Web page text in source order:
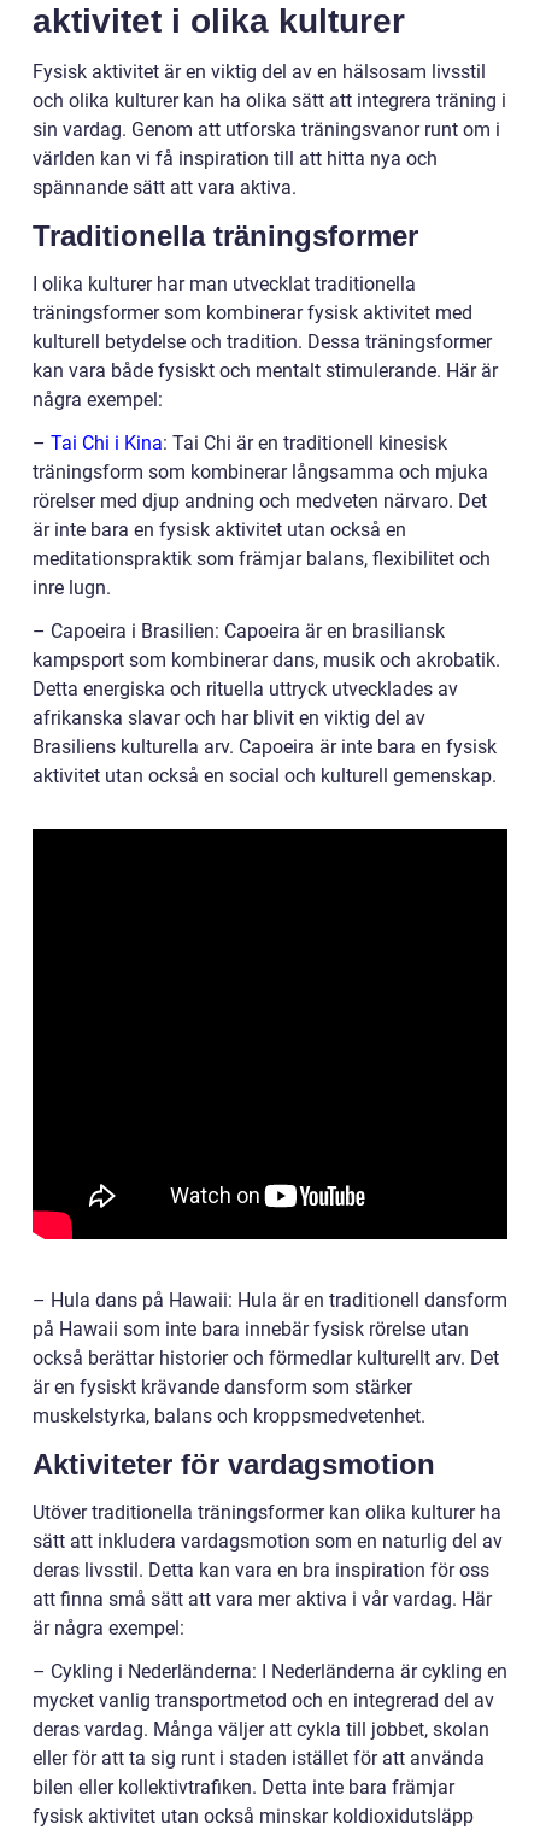
aktivitet i olika kulturer
Fysisk aktivitet är en viktig del av en hälsosam livsstil
och olika kulturer kan ha olika sätt att integrera träning i
sin vardag. Genom att utforska träningsvanor runt om i
världen kan vi få inspiration till att hitta nya och
spännande sätt att vara aktiva.
Traditionella träningsformer
I olika kulturer har man utvecklat traditionella
träningsformer som kombinerar fysisk aktivitet med
kulturell betydelse och tradition. Dessa träningsformer
kan vara både fysiskt och mentalt stimulerande. Här är
några exempel:
– Tai Chi i Kina: Tai Chi är en traditionell kinesisk
träningsform som kombinerar långsamma och mjuka
rörelser med djup andning och medveten närvaro. Det
är inte bara en fysisk aktivitet utan också en
meditationspraktik som främjar balans, flexibilitet och
inre lugn.
– Capoeira i Brasilien: Capoeira är en brasiliansk
kampsport som kombinerar dans, musik och akrobatik.
Detta energiska och rituella uttryck utvecklades av
afrikanska slavar och har blivit en viktig del av
Brasiliens kulturella arv. Capoeira är inte bara en fysisk
aktivitet utan också en social och kulturell gemenskap.
– Hula dans på Hawaii: Hula är en traditionell dansform
på Hawaii som inte bara innebär fysisk rörelse utan
också berättar historier och förmedlar kulturellt arv. Det
är en fysiskt krävande dansform som stärker
muskelstyrka, balans och kroppsmedvetenhet.
Aktiviteter för vardagsmotion
Utöver traditionella träningsformer kan olika kulturer ha
sätt att inkludera vardagsmotion som en naturlig del av
deras livsstil. Detta kan vara en bra inspiration för oss
att finna små sätt att vara mer aktiva i vår vardag. Här
är några exempel:
– Cykling i Nederländerna: I Nederländerna är cykling en
mycket vanlig transportmetod och en integrerad del av
deras vardag. Många väljer att cykla till jobbet, skolan
eller för att ta sig runt i staden istället för att använda
bilen eller kollektivtrafiken. Detta inte bara främjar
fysisk aktivitet utan också minskar koldioxidutsläpp